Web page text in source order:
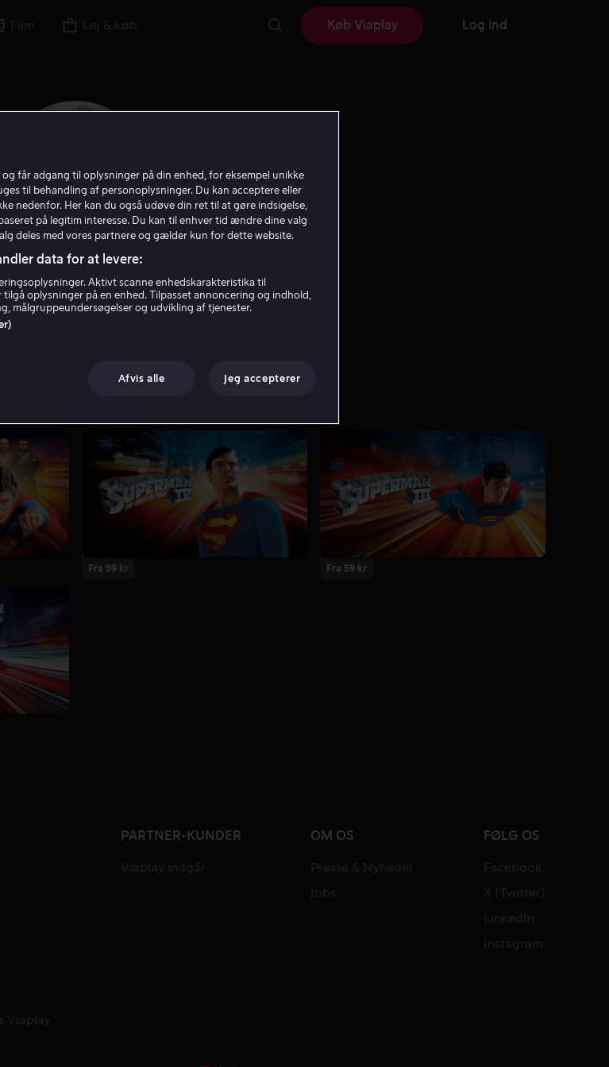
Film Lej & køb Køb Viaplay Log ind
Kidder
Fra 59 kr Fra 59 kr
Viaplay
PARTNER-KUNDER
Viaplay indgår
OM OS
Presse & Nyheder
Jobs
FØLG OS
Facebook
X (Twitter)
LinkedIn
Instagram
får adgang til oplysninger på din enhed, for eksempel unikke
til behandling af personoplysninger. Du kan acceptere eller
nedenfor. Her kan du også udøve din ret til at gøre indsigelse,
på legitim interesse. Du kan til enhver tid ændre dine valg
deles med vores partnere og gælder kun for dette website.
data for at levere:
Aktivt scanne enhedskarakteristika til
oplysninger på en enhed. Tilpasset annoncering og indhold,
målgruppeundersøgelser og udvikling af tjenester.
Afvis alle Jeg accepterer